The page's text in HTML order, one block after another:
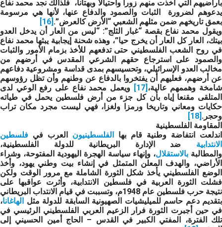
بأراضيهم التي أخذت منهم زورا واحتيالا وبهتانا، فلذالك نجد محمد نفاع
يدعوهم لضرورة الثبات والصمود والدفاع عنها، لأنها هي مرسومة
بعمق تاريخهم ضمن مثلهم الشعبي “الأرض كالعرض”.
ويقول محمد نفاع بقصة “غبار الثلج”: “ليس من العار أن يدخل العدو
بيتك، العار كل العار أن يخرج حيا”، وهذه شحنة إيجابية يبثها محمد نفاع
في روح الشعب الفلسطيني حتى تدفعهم للأخذ بزمام الأمور والثبات
والصمود على استرجاع حقهم الشرعي المقدس في أرضهم من
مخالب العدو الإسرائيلي، وتحسيسهم بمدى قداسة ومشروعية دفاعهم
عن أرضهم، فعليهم أن يفتخروا بالدفاع عن وطنهم وأن تظل رؤوسهم
شامخة وهممهم عالية، [17] ويعمل محمد نفاع على رفع الوعي لدى
المتلقى مقنعا إياه بأن كل جزء من أرض فلسطين يحمل في طياته
حكايات ومعاني وتاريخا ورمزا ولغزا، فهي ليست مجرد مكان تراب
وحجر.
المقاومة الفلسطينية
اندلعت انتفاضة وطنية قام بها
الفلسطينيون العرب في فلسطين
الانتدابية ضد الإدارة البريطانية للدولة الفلسطينية،
والمطالبةبالاستقلال، وإنهاء سياسة الهجرة اليهودية المفتوحة، وشراء
الأراضي، والهدف المعلن المتمثل في إنشاء بيت وطني يهود، وأخذ
الوضع الفلسطيني يأخذ شكل الثورة الشاملة مع مرور الوقت ولكن
فشلت الثورة العربية في فلسطين الانتدابية، وأثرت عواقبها على
نتيجة حرب فلسطين عام 1948م، وتسببت في قيام الانتداب البريطاني
بتقديم دعم حاسم للميليشيات الصهيونية السابقة للدولة مثل
الهاغانا،
في حين أجبرت الثورة فرار الزعيم العربي الفلسطيني الرئيسي في
تلك الفترة، المفتي الكبير في القدس – الحاج أمين الحسيني إلى